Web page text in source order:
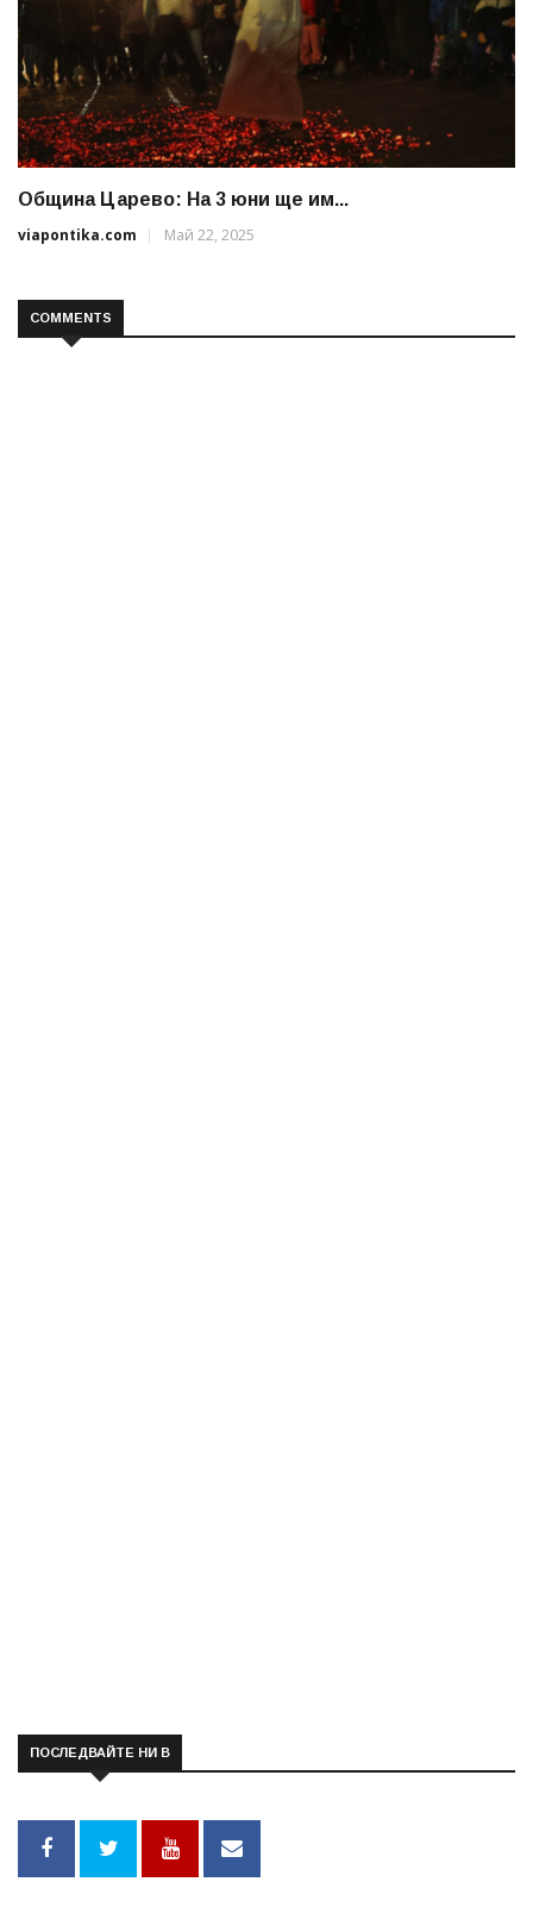
Община Царево: На 3 юни ще им...
viapontika.com
Май 22, 2025
COMMENTS
ПОСЛЕДВАЙТЕ НИ В